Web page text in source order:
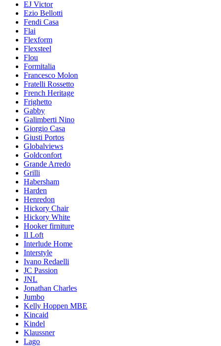
EJ Victor
Ezio Bellotti
Fendi Casa
Flai
Flexform
Flexsteel
Flou
Formitalia
Francesco Molon
Fratelli Rossetto
French Heritage
Frighetto
Gabby
Galimberti Nino
Giorgio Casa
Giusti Portos
Globalviews
Goldconfort
Grande Arredo
Grilli
Habersham
Harden
Henredon
Hickory Chair
Hickory White
Hooker firniture
Il Loft
Interlude Home
Interstyle
Ivano Redaelli
JC Passion
JNL
Jonathan Charles
Jumbo
Kelly Hoppen MBE
Kincaid
Kindel
Klaussner
Lago